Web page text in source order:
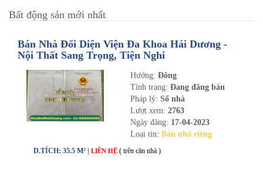
Bất động sản mới nhất
Bán Nhà Đối Diện Viện Đa Khoa Hải Dương -
Nội Thất Sang Trọng, Tiện Nghi
Hướng: Đông
Tình trạng: Đang đăng bán
Pháp lý: Sổ nhà
Lượt xem: 2763
Ngày đăng: 17-04-2023
Loại tin: Bán nhà riêng
D.TÍCH: 35.5 M² | LIÊN HỆ ( trên căn nhà )